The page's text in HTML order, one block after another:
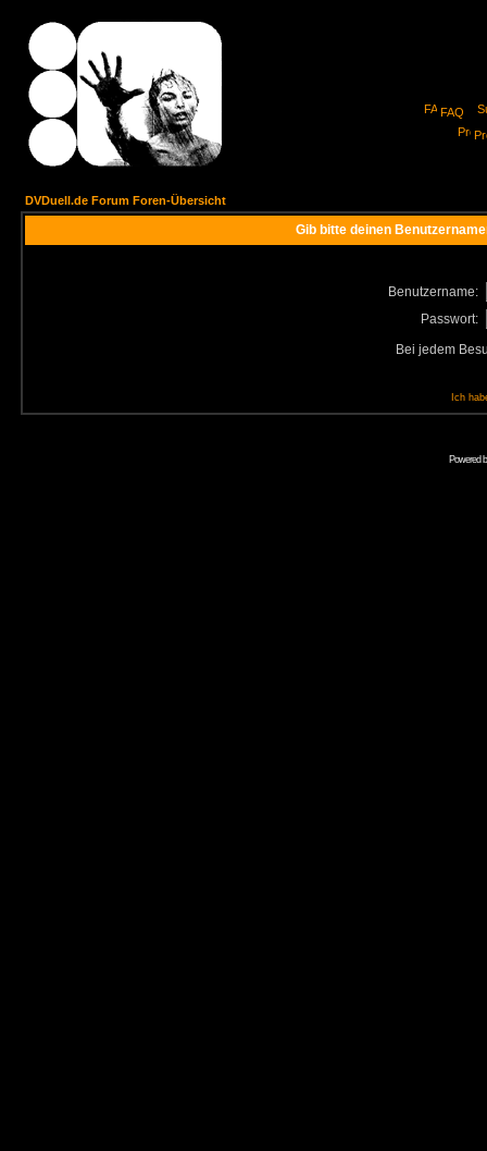
FAQ
DVDuell.de Forum Foren-Übersicht
Gib bitte deinen
Benutzername:
Passwort:
Bei jedem
Ich
Powered